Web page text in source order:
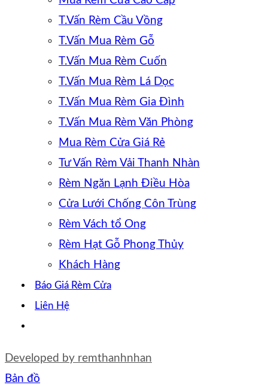
T.Vấn Rèm Cầu Vồng
T.Vấn Mua Rèm Gỗ
T.Vấn Mua Rèm Cuốn
T.Vấn Mua Rèm Lá Dọc
T.Vấn Mua Rèm Gia Đình
T.Vấn Mua Rèm Văn Phòng
Mua Rèm Cửa Giá Rẻ
Tư Vấn Rèm Vải Thanh Nhàn
Rèm Ngăn Lạnh Điều Hòa
Cửa Lưới Chống Côn Trùng
Rèm Vách tổ Ong
Rèm Hạt Gỗ Phong Thủy
Khách Hàng
Báo Giá Rèm Cửa
Liên Hệ
Developed by remthanhnhan
Bản đồ